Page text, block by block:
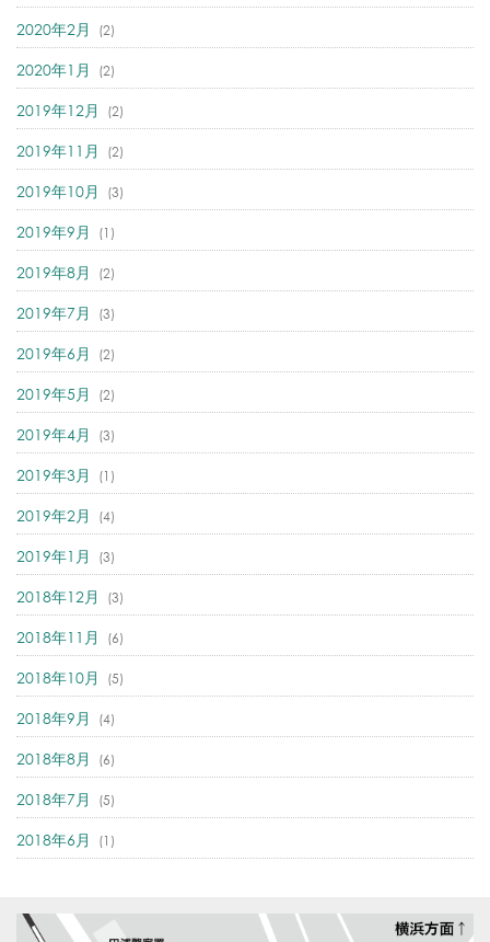
2020年2月 (2)
2020年1月 (2)
2019年12月 (2)
2019年11月 (2)
2019年10月 (3)
2019年9月 (1)
2019年8月 (2)
2019年7月 (3)
2019年6月 (2)
2019年5月 (2)
2019年4月 (3)
2019年3月 (1)
2019年2月 (4)
2019年1月 (3)
2018年12月 (3)
2018年11月 (6)
2018年10月 (5)
2018年9月 (4)
2018年8月 (6)
2018年7月 (5)
2018年6月 (1)